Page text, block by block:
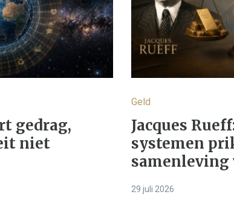
gedrag,
niet
Geld
Jacques
systemen
samenleving
29 juli 2026